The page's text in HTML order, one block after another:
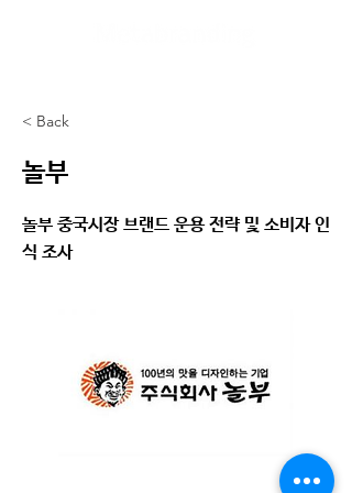
< Back
놀부
놀부 중국시장 브랜드 운용 전략 및 소비자 인
식 조사